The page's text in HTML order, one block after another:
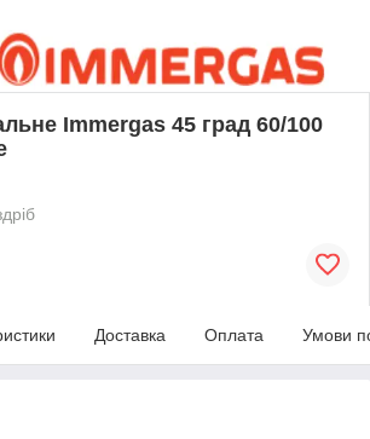
Immergas 45 град 60/100
Доставка Оплата Умови